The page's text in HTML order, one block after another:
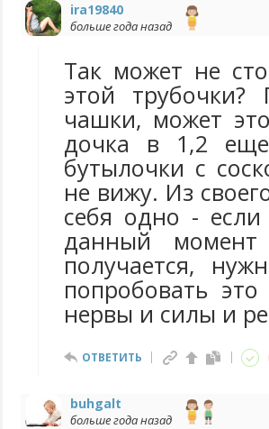
ira19840
больше года назад
Так может не
этой
чашки, может
дочка в 1,2
бутылочки с
не вижу. Из
себя одно -
данный
получается,
попробовать
нервы и силы и
ОТВЕТИТЬ
buhgalt
больше года назад